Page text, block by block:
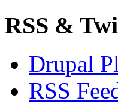
RSS &
Drupal
RSS